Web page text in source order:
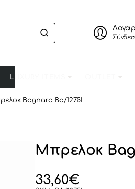
LUXURY ITEMS
Bagnara Ba/1275L
Μπρελοκ
33,60€